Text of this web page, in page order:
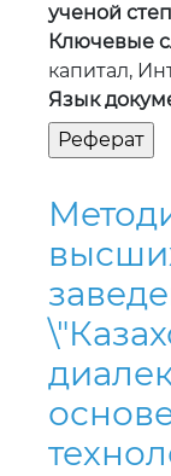
ученой
Ключевые
капитал,
Язык